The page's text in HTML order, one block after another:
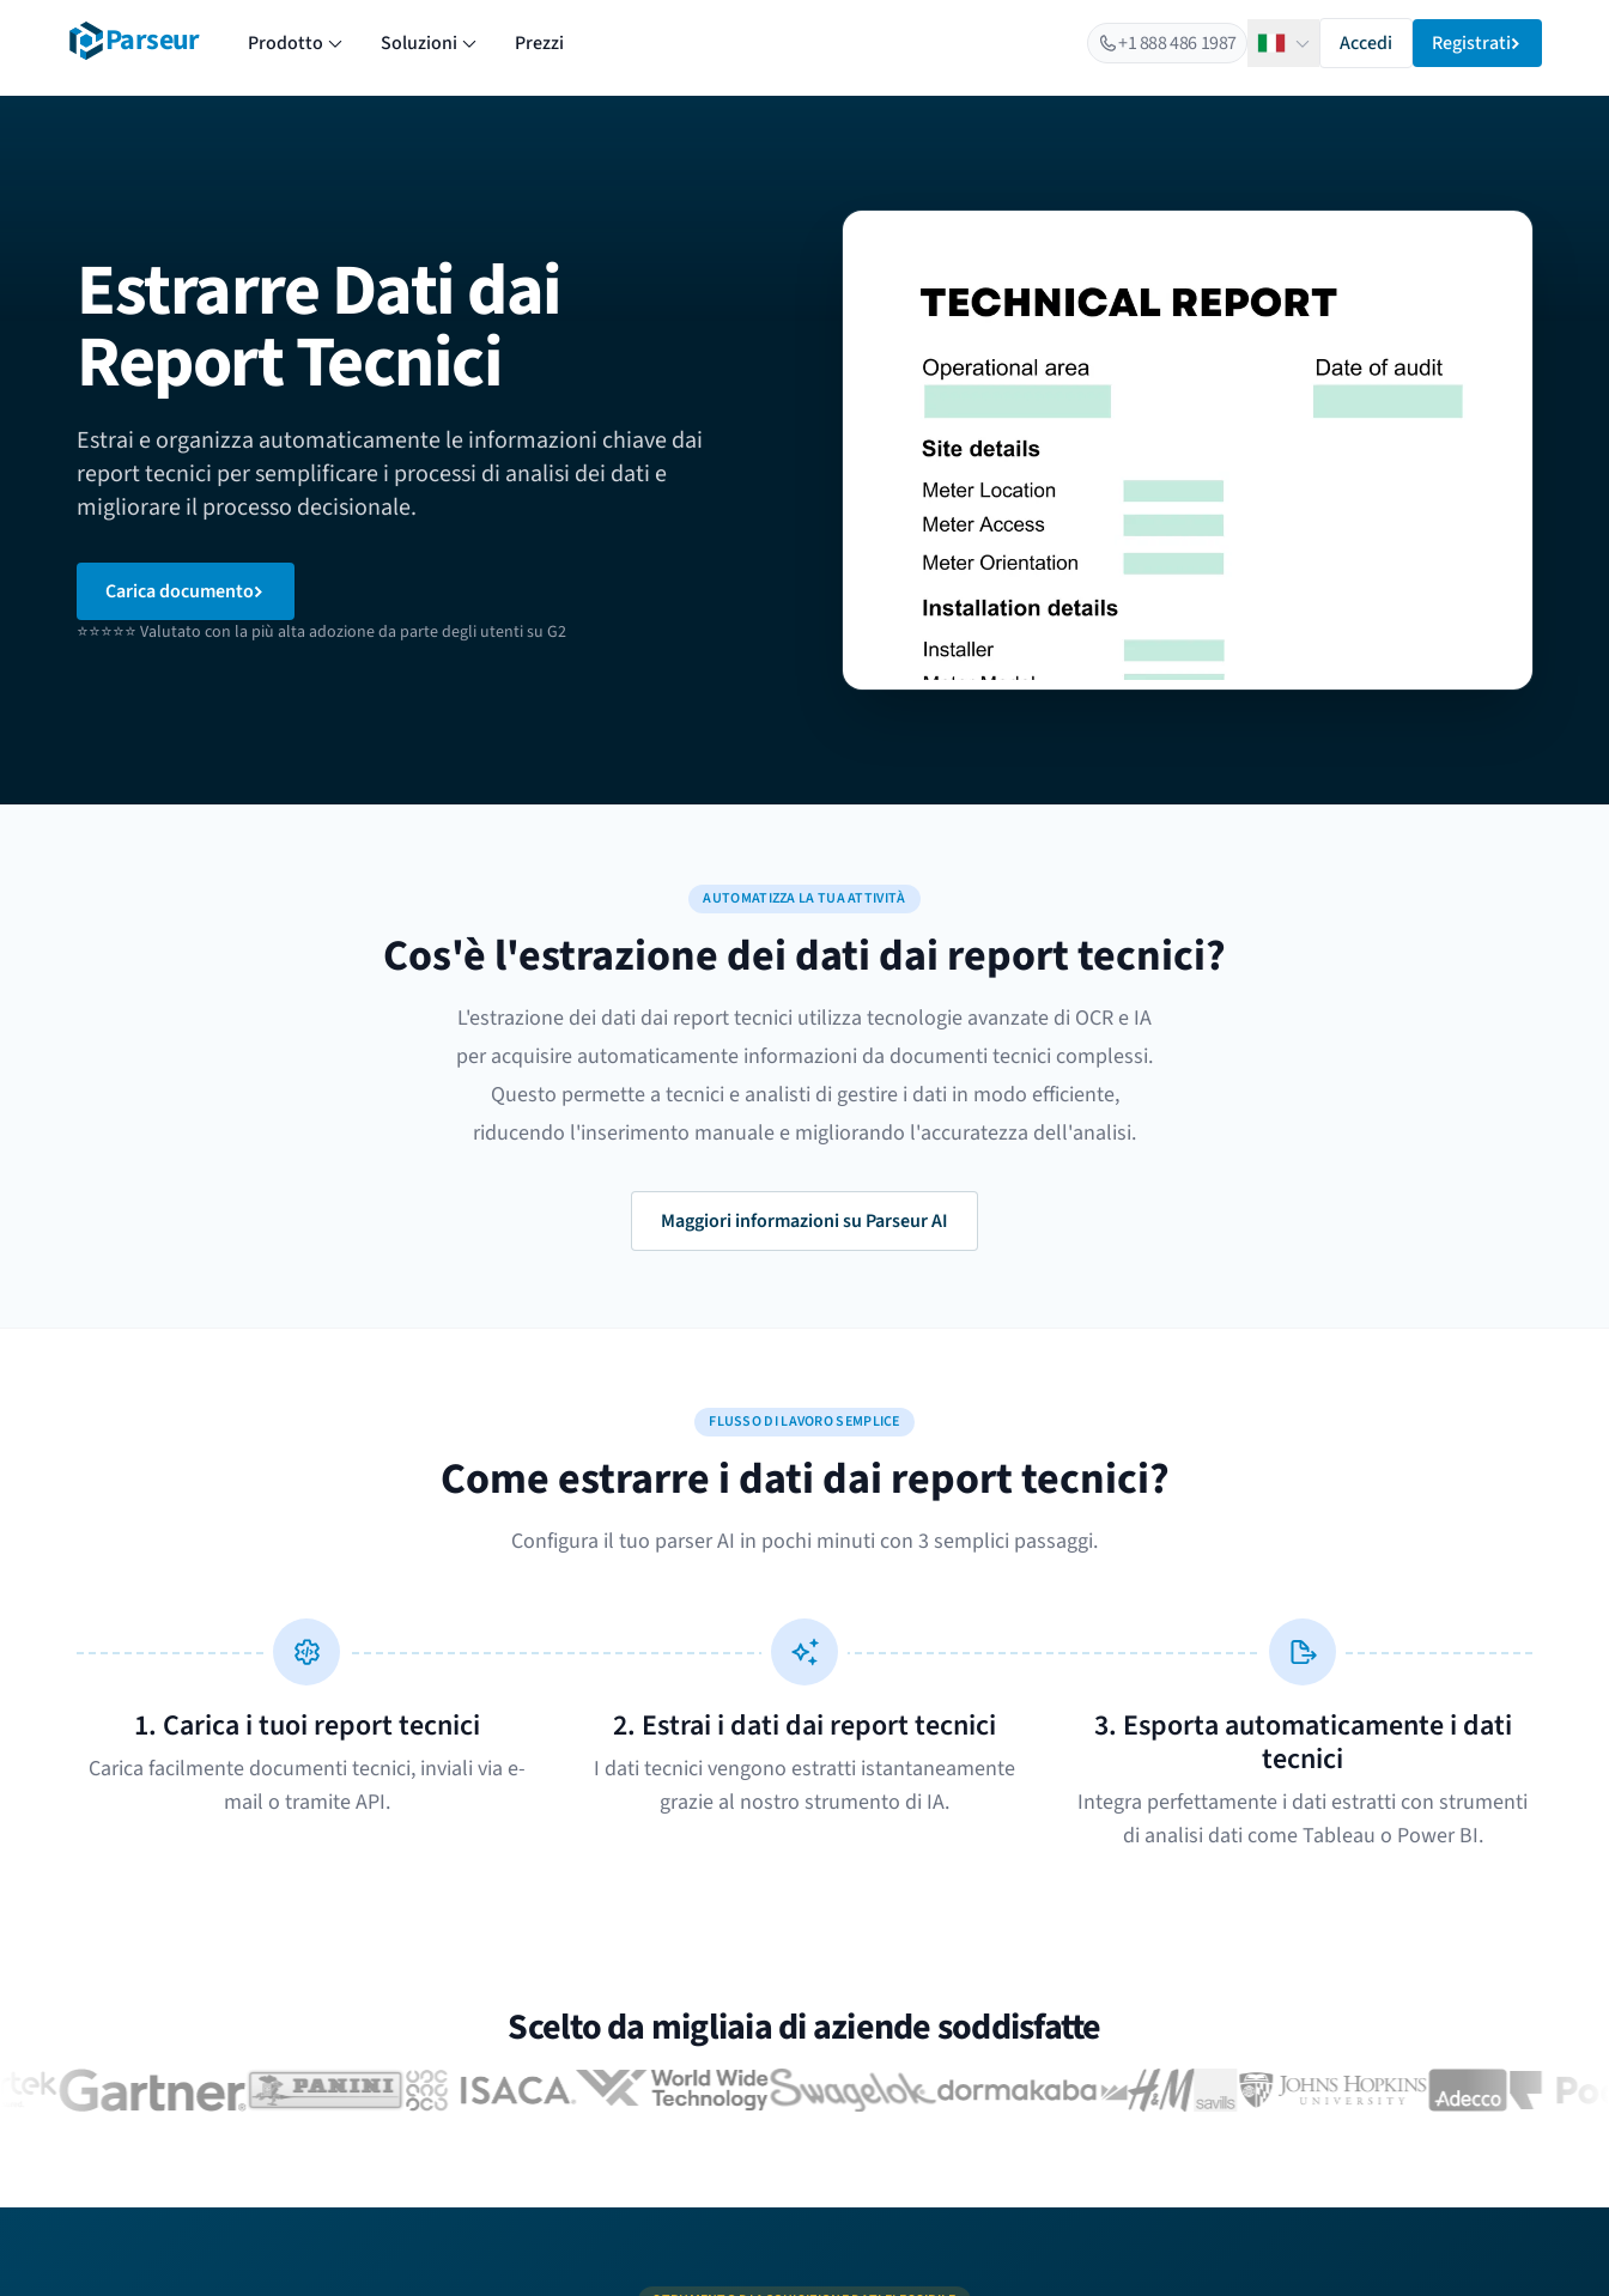
Parseur Prodotto Soluzioni Prezzi +1 888 486 1987 ItalianoAccedi Registrati
Estrarre Dati dai
Report Tecnici
Estrai e organizza automaticamente le informazioni chiave dai
report tecnici per semplificare i processi di analisi dei dati e
migliorare il processo decisionale.
Carica documento
⭐⭐⭐⭐⭐ Valutato con la più alta adozione da parte degli utenti su G2
AUTOMATIZZA LA TUA ATTIVITÀ
Cos'è l'estrazione dei dati dai report tecnici?
L'estrazione dei dati dai report tecnici utilizza tecnologie avanzate di OCR e IA
per acquisire automaticamente informazioni da documenti tecnici complessi.
Questo permette a tecnici e analisti di gestire i dati in modo efficiente,
riducendo l'inserimento manuale e migliorando l'accuratezza dell'analisi.
Maggiori informazioni su Parseur AI
FLUSSO DI LAVORO SEMPLICE
Come estrarre i dati dai report tecnici?
Configura il tuo parser AI in pochi minuti con 3 semplici passaggi.
1. Carica i tuoi report tecnici
Carica facilmente documenti tecnici, inviali via e-
mail o tramite API.
2. Estrai i dati dai report tecnici
I dati tecnici vengono estratti istantaneamente
grazie al nostro strumento di IA.
3. Esporta automaticamente i dati
tecnici
Integra perfettamente i dati estratti con strumenti
di analisi dati come Tableau o Power BI.
Scelto da migliaia di aziende soddisfatte